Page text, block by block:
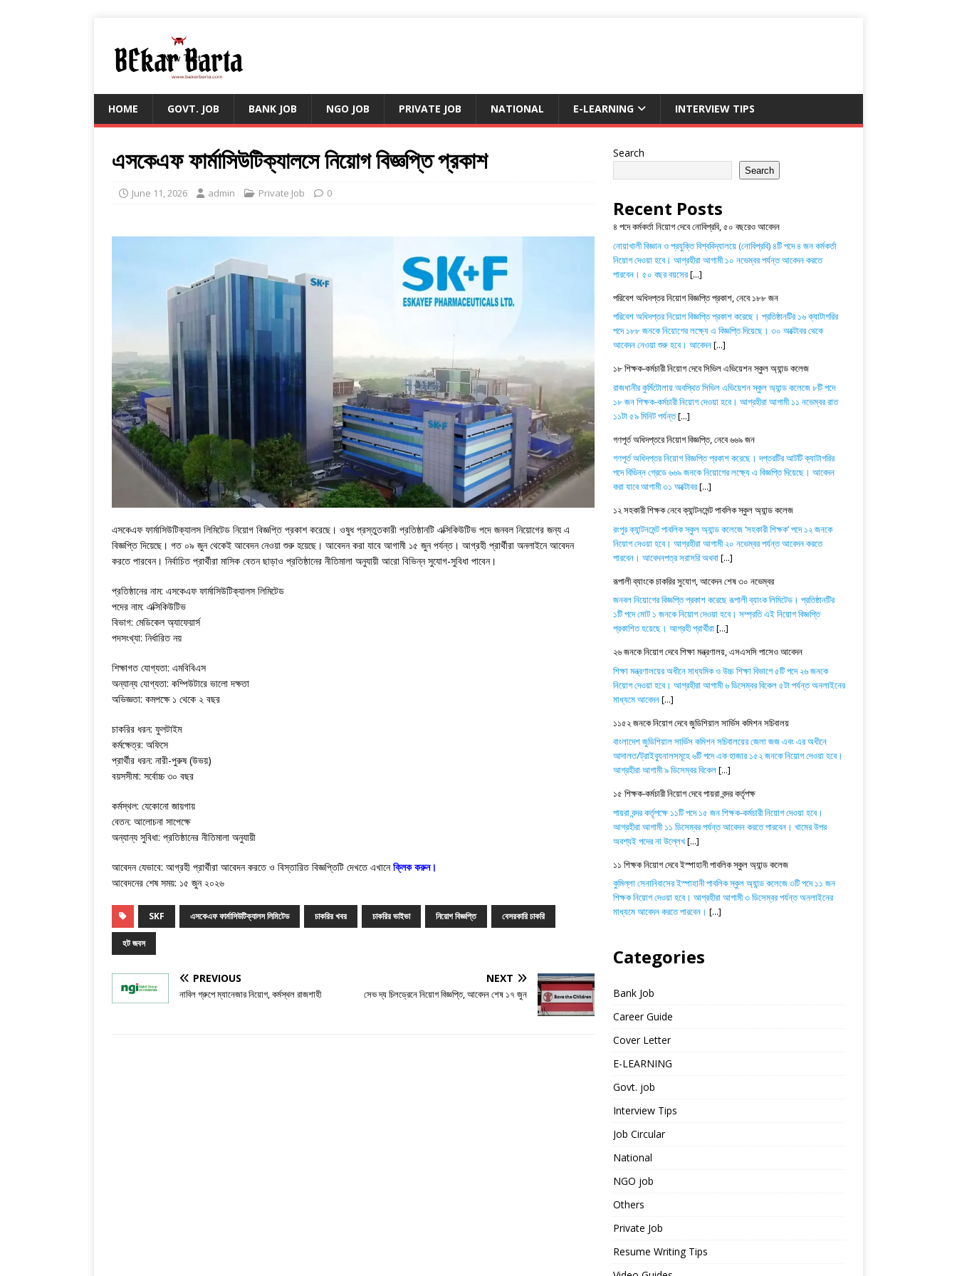
HOME GOVT. JOB BANK JOB NGO JOB PRIVATE JOB NATIONAL E-LEARNING INTERVIEW TIPS
এসকেএফ ফার্মাসিউটিক্যালসে নিয়োগ বিজ্ঞপ্তি প্রকাশ
June 11, 2026 admin Private Job 0
এসকেএফ ফার্মাসিউটিক্যালস লিমিটেড নিয়োগ বিজ্ঞপ্তি প্রকাশ করেছে। ওষুধ প্রস্তুতকারী প্রতিষ্ঠানটি এক্সিকিউটিভ পদে জনবল নিয়োগের জন্য এ
বিজ্ঞপ্তি দিয়েছে। গত ০৯ জুন থেকেই আবেদন নেওয়া শুরু হয়েছে। আবেদন করা যাবে আগামী ১৫ জুন পর্যন্ত। আগ্রহী প্রার্থীরা অনলাইনে আবেদন
করতে পারবেন। নির্বাচিত প্রার্থীরা মাসিক বেতন ছাড়াও প্রতিষ্ঠানের নীতিমালা অনুযায়ী আরো বিভিন্ন সুযোগ-সুবিধা পাবেন।
প্রতিষ্ঠানের নাম: এসকেএফ ফার্মাসিউটিক্যালস লিমিটেড
পদের নাম: এক্সিকিউটিভ
বিভাগ: মেডিকেল অ্যাফেয়ার্স
পদসংখ্যা: নির্ধারিত নয়
শিক্ষাগত যোগ্যতা: এমবিবিএস
অন্যান্য যোগ্যতা: কম্পিউটারে ভালো দক্ষতা
অভিজ্ঞতা: কমপক্ষে ১ থেকে ২ বছর
চাকরির ধরন: ফুলটাইম
কর্মক্ষেত্র: অফিসে
প্রার্থীর ধরন: নারী-পুরুষ (উভয়)
বয়সসীমা: সর্বোচ্চ ৩০ বছর
কর্মস্থল: যেকোনো জায়গায়
বেতন: আলোচনা সাপেক্ষে
অন্যান্য সুবিধা: প্রতিষ্ঠানের নীতিমালা অনুযায়ী
আবেদন যেভাবে: আগ্রহী প্রার্থীরা আবেদন করতে ও বিস্তারিত বিজ্ঞপ্তিটি দেখতে এখানেক্লিক করুন।
আবেদনের শেষ সময়: ১৫ জুন ২০২৬
SKF এসকেএফ ফার্মাসিউটিক্যালস লিমিটেড চাকরির খবর চাকরির ভাইভা নিয়োগ বিজ্ঞপ্তি বেসরকারি চাকরি
হট জবস
PREVIOUS
নাবিল গ্রুপে ম্যানেজার নিয়োগ, কর্মস্থল রাজশাহী
NEXT
সেভ দ্য চিলড্রেনে নিয়োগ বিজ্ঞপ্তি, আবেদন শেষ ১৭ জুন
Search
Search
Recent Posts
৪ পদে কর্মকর্তা নিয়োগ দেবে নোবিপ্রবি, ৫০ বছরেও আবেদন
নোয়াখালী বিজ্ঞান ও প্রযুক্তি বিশ্ববিদ্যালয়ে (নোবিপ্রবি) ৪টি পদে ৪ জন কর্মকর্তা
নিয়োগ দেওয়া হবে। আগ্রহীরা আগামী ১০ নভেম্বর পর্যন্ত আবেদন করতে
পারবেন। ৫০ বছর বয়সের[...]
পরিবেশ অধিদপ্তর নিয়োগ বিজ্ঞপ্তি প্রকাশ, নেবে ১৮৮ জন
পরিবেশ অধিদপ্তর নিয়োগ বিজ্ঞপ্তি প্রকাশ করেছে। প্রতিষ্ঠানটির ১৬ ক্যাটাগরির
পদে ১৮৮ জনকে নিয়োগের লক্ষ্যে এ বিজ্ঞপ্তি দিয়েছে। ৩০ অক্টোবর থেকে
আবেদন নেওয়া শুরু হবে। আবেদন[...]
১৮ শিক্ষক-কর্মচারী নিয়োগ দেবে সিভিল এভিয়েশন স্কুল অ্যান্ড কলেজ
রাজধানীর কুর্মিটোলায় অবস্থিত সিভিল এভিয়েশন স্কুল অ্যান্ড কলেজে ৮টি পদে
১৮ জন শিক্ষক-কর্মচারী নিয়োগ দেওয়া হবে। আগ্রহীরা আগামী ১১ নভেম্বর রাত
১১টা ৫৯ মিনিট পর্যন্ত[...]
গণপূর্ত অধিদপ্তরে নিয়োগ বিজ্ঞপ্তি, নেবে ৬৬৯ জন
গণপূর্ত অধিদপ্তর নিয়োগ বিজ্ঞপ্তি প্রকাশ করেছে। দপ্তরটির আটটি ক্যাটাগরির
পদে বিভিন্ন গ্রেডে ৬৬৯ জনকে নিয়োগের লক্ষ্যে এ বিজ্ঞপ্তি দিয়েছে। আবেদন
করা যাবে আগামী ৩১ অক্টোবর[...]
১২ সহকারী শিক্ষক নেবে ক্যান্টনমেন্ট পাবলিক স্কুল অ্যান্ড কলেজ
রংপুর ক্যান্টনমেন্ট পাবলিক স্কুল অ্যান্ড কলেজে ‘সহকারী শিক্ষক’ পদে ১২ জনকে
নিয়োগ দেওয়া হবে। আগ্রহীরা আগামী ২০ নভেম্বর পর্যন্ত আবেদন করতে
পারবেন। আবেদনপত্র সরাসরি অথবা[...]
রূপালী ব্যাংকে চাকরির সুযোগ, আবেদন শেষ ৩০ নভেম্বর
জনবল নিয়োগের বিজ্ঞপ্তি প্রকাশ করেছে রূপালী ব্যাংক লিমিটেড। প্রতিষ্ঠানটির
১টি পদে মোট ১ জনকে নিয়োগ দেওয়া হবে। সম্প্রতি এই নিয়োগ বিজ্ঞপ্তি
প্রকাশিত হয়েছে। আগ্রহী প্রার্থীরা[...]
২৬ জনকে নিয়োগ দেবে শিক্ষা মন্ত্রণালয়, এসএসসি পাসেও আবেদন
শিক্ষা মন্ত্রণালয়ের অধীনে মাধ্যমিক ও উচ্চ শিক্ষা বিভাগে ৫টি পদে ২৬ জনকে
নিয়োগ দেওয়া হবে। আগ্রহীরা আগামী ৬ ডিসেম্বর বিকেল ৫টা পর্যন্ত অনলাইনের
মাধ্যমে আবেদন[...]
১১৫২ জনকে নিয়োগ দেবে জুডিশিয়াল সার্ভিস কমিশন সচিবালয়
বাংলাদেশ জুডিশিয়াল সার্ভিস কমিশন সচিবালয়ের জেলা জজ এবং এর অধীনে
আদালত/ট্রাইব্যুনালসমূহে ৬টি পদে এক হাজার ১৫২ জনকে নিয়োগ দেওয়া হবে।
আগ্রহীরা আগামী ৯ ডিসেম্বর বিকেল[...]
১৫ শিক্ষক-কর্মচারী নিয়োগ দেবে পায়রা বন্দর কর্তৃপক্ষ
পায়রা বন্দর কর্তৃপক্ষে ১১টি পদে ১৫ জন শিক্ষক-কর্মচারী নিয়োগ দেওয়া হবে।
আগ্রহীরা আগামী ১১ ডিসেম্বর পর্যন্ত আবেদন করতে পারবেন। খামের উপর
অবশ্যই পদের না উল্লেখ[...]
১১ শিক্ষক নিয়োগ দেবে ইস্পাহানী পাবলিক স্কুল অ্যান্ড কলেজ
কুমিল্লা সেনানিবাসের ইস্পাহানী পাবলিক স্কুল অ্যান্ড কলেজে ৩টি পদে ১১ জন
শিক্ষক নিয়োগ দেওয়া হবে। আগ্রহীরা আগামী ৩ ডিসেম্বর পর্যন্ত অনলাইনের
মাধ্যমে আবেদন করতে পারবেন। [...]
Categories
Bank Job
Career Guide
Cover Letter
E-LEARNING
Govt. job
Interview Tips
Job Circular
National
NGO job
Others
Private Job
Resume Writing Tips